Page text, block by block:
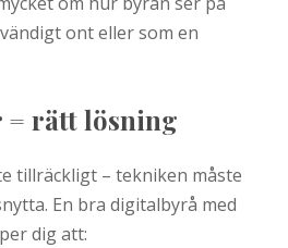
ont eller som en
= rätt lösning
tillräckligt – tekniken måste
En bra digitalbyrå med
dig att: